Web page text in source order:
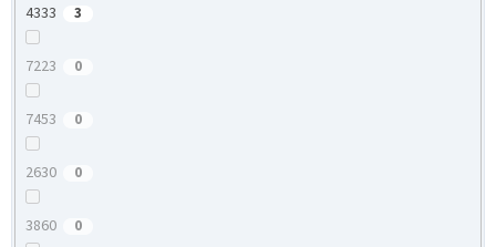
4333 3
7223 0
7453 0
2630 0
3860 0